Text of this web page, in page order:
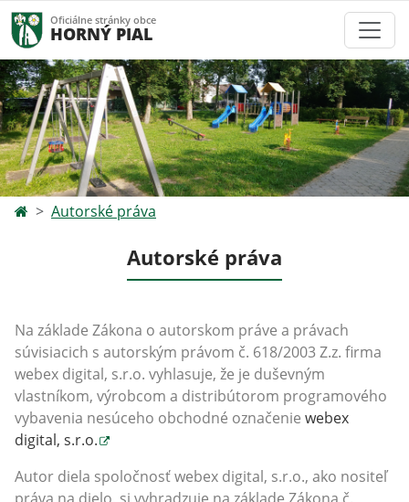
Oficiálne stránky obce
HORNÝ PIAL
Autorské práva
Autorské práva
Na základe Zákona o autorskom práve a právach
súvisiacich s autorským právom č. 618/2003 Z.z. firma
webex digital, s.r.o. vyhlasuje, že je duševným
vlastníkom, výrobcom a distribútorom programového
vybavenia nesúceho obchodné označenie webex
digital, s.r.o.
Autor diela spoločnosť webex digital, s.r.o., ako nositeľ